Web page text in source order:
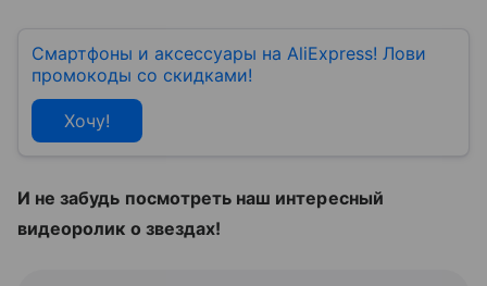
Смартфоны и аксессуары на AliExpress! Лови
промокоды со скидками!
Хочу!
И не забудь посмотреть наш интересный
видеоролик о звездах!